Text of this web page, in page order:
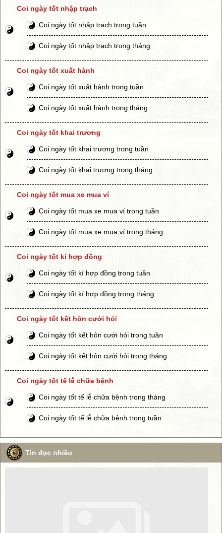
Coi ngày tốt nhập trạch
Coi ngày tốt nhập trạch trong tuần
Coi ngày tốt nhập trạch trong tháng
Coi ngày tốt xuất hành
Coi ngày tốt xuất hành trong tuần
Coi ngày tốt xuất hành trong tháng
Coi ngày tốt khai trương
Coi ngày tốt khai trương trong tuần
Coi ngày tốt khai trương trong tháng
Coi ngày tốt mua xe mua ví
Coi ngày tốt mua xe mua ví trong tuần
Coi ngày tốt mua xe mua ví trong tháng
Coi ngày tốt kí hợp đồng
Coi ngày tốt kí hợp đồng trong tuần
Coi ngày tốt kí hợp đồng trong tháng
Coi ngày tốt kết hôn cưới hỏi
Coi ngày tốt kết hôn cưới hỏi trong tuần
Coi ngày tốt kết hôn cưới hỏi trong tháng
Coi ngày tốt tế lễ chữa bệnh
Coi ngày tốt tế lễ chữa bệnh trong tháng
Coi ngày tốt tế lễ chữa bệnh trong tuần
Tin đọc nhiều